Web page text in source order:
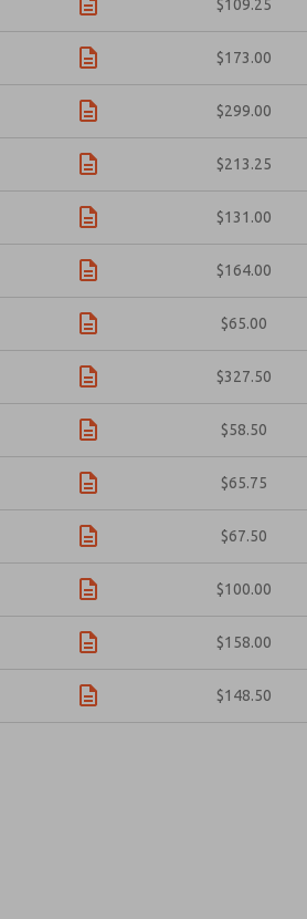
$109.25
$173.00
$299.00
$213.25
$131.00
$164.00
$65.00
$327.50
$58.50
$65.75
$67.50
$100.00
$158.00
$148.50